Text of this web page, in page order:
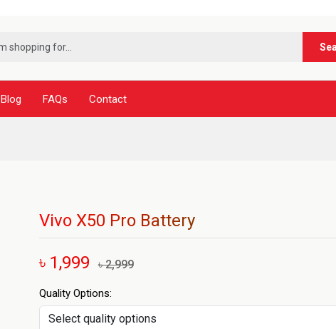
***নূর
Blog FAQs Contact
Vivo X50 Pro Battery
৳ 1,999 ৳ 2,999
Quality Options: